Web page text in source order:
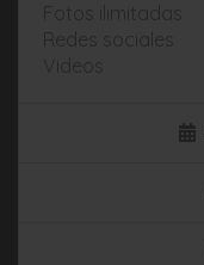
Fotos ilimitadas
Redes sociales
Videos